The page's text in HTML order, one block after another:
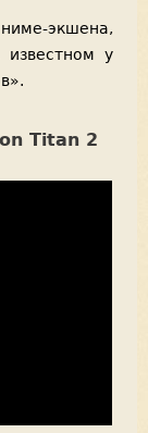
экшена,
известном у
Titan 2